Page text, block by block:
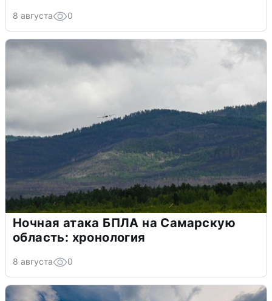
8 августа 0
Ночная атака БПЛА на Самарскую
область: хронология
8 августа 0